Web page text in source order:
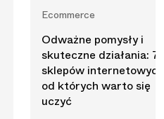
Ecommerce
Odważne pomysły i
skuteczne działania: 7
sklepów
od których warto się
uczyć